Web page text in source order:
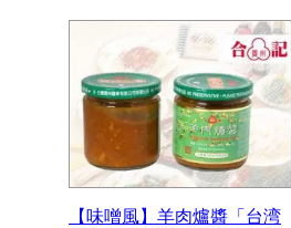
【味噌風】羊肉爐醬「台湾